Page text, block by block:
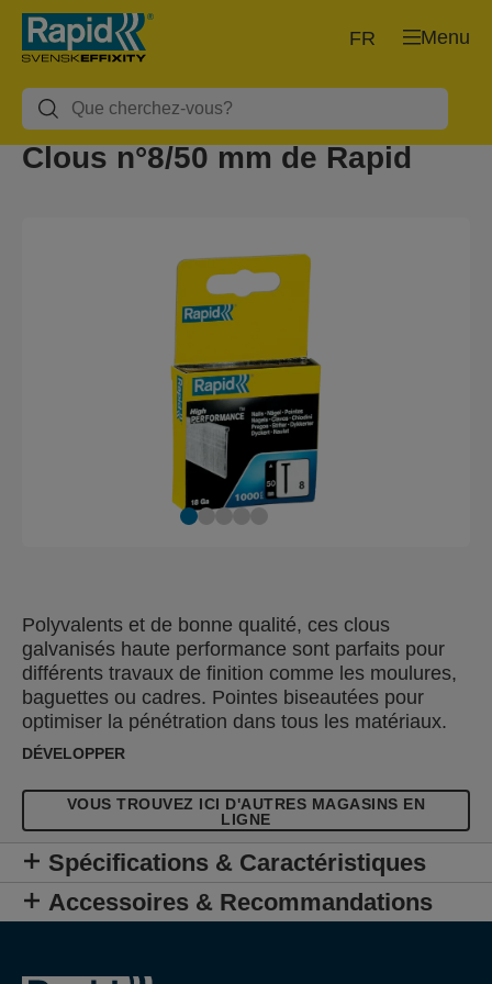
Menu
FR
Clous n°8/50 mm de Rapid
Polyvalents et de bonne qualité, ces clous
galvanisés haute performance sont parfaits pour
différents travaux de finition comme les moulures,
baguettes ou cadres. Pointes biseautées pour
optimiser la pénétration dans tous les matériaux.
DÉVELOPPER
VOUS TROUVEZ ICI D'AUTRES MAGASINS EN
LIGNE
Spécifications & Caractéristiques
Accessoires & Recommandations